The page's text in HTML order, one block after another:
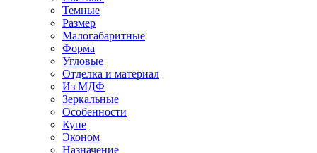
Темные
Размер
Малогабаритные
Форма
Угловые
Отделка и материал
Из МДФ
Зеркальные
Особенности
Купе
Эконом
Назначение